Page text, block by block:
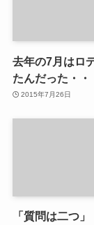
去年の7月はロ
たんだった・・
2015年7月26日
「質問は二つ」